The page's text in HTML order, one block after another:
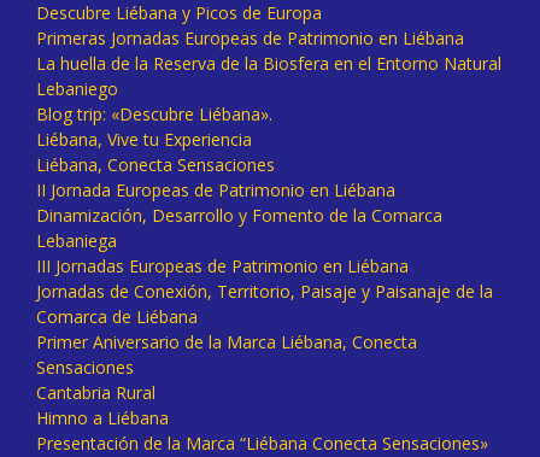
Descubre Liébana y Picos de Europa
Primeras Jornadas Europeas de Patrimonio en Liébana
La huella de la Reserva de la Biosfera en el Entorno Natural
Lebaniego
Blog trip: «Descubre Liébana».
Liébana, Vive tu Experiencia
Liébana, Conecta Sensaciones
II Jornada Europeas de Patrimonio en Liébana
Dinamización, Desarrollo y Fomento de la Comarca
Lebaniega
III Jornadas Europeas de Patrimonio en Liébana
Jornadas de Conexión, Territorio, Paisaje y Paisanaje de la
Comarca de Liébana
Primer Aniversario de la Marca Liébana, Conecta
Sensaciones
Cantabria Rural
Himno a Liébana
Presentación de la Marca “Liébana Conecta Sensaciones»